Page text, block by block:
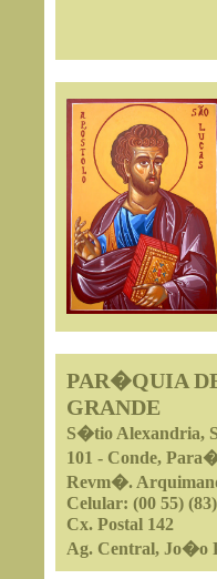
PAR�QUIA
GRANDE
S�tio Alexandria,
101 - Conde,
Revm�.
Celular: (00 55)
Cx. Postal 142
Ag. Central, Jo�o